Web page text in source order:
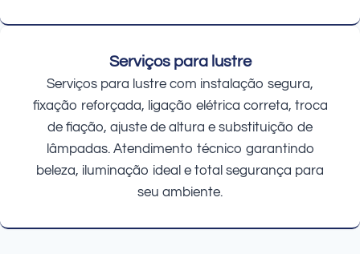
Serviços para lustre
Serviços para lustre com instalação segura,
fixação reforçada, ligação elétrica correta, troca
de fiação, ajuste de altura e substituição de
lâmpadas. Atendimento técnico garantindo
beleza, iluminação ideal e total segurança para
seu ambiente.